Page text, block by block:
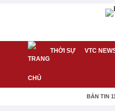
THỜI SỰ VTC
BẢN TIN